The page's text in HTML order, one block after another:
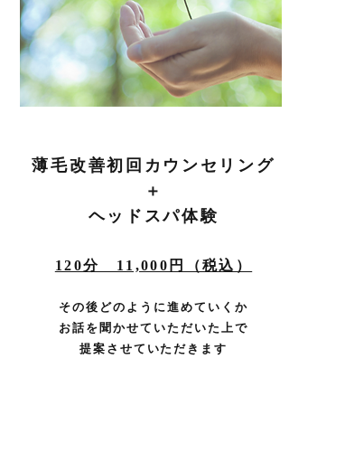
薄毛改善初回 カウンセリング
＋
ヘッドスパ体験
120分 11,000円（税込）
その後どのように進めていくか
お話を聞かせていただいた上で
​提案させていただきます